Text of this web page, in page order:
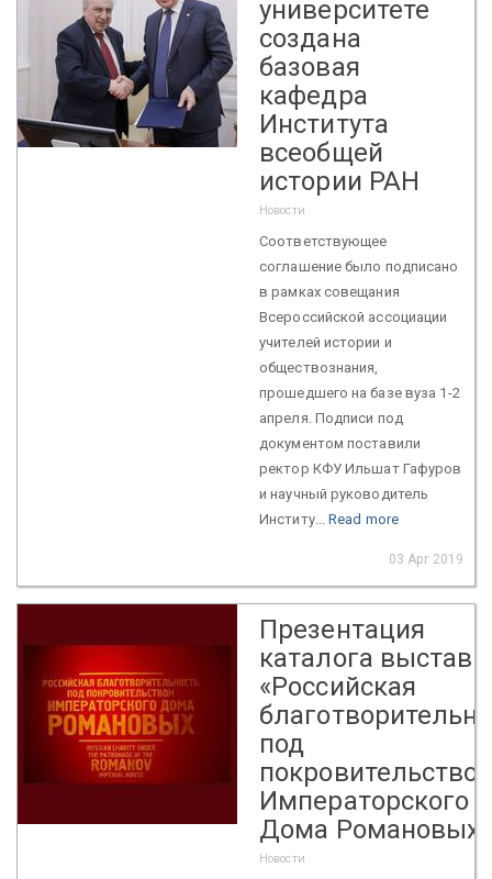
университете
создана
базовая
кафедра
Института
всеобщей
истории РАН
Новости
Соответствующее
соглашение было подписано
в рамках совещания
Всероссийской ассоциации
учителей истории и
обществознания,
прошедшего на базе вуза 1-2
апреля. Подписи под
документом поставили
ректор КФУ Ильшат Гафуров
и научный руководитель
Институ...Read more
03 Apr 2019
Презентация
каталога
«Российская
под
Императорского
Дома Романовых»
Новости